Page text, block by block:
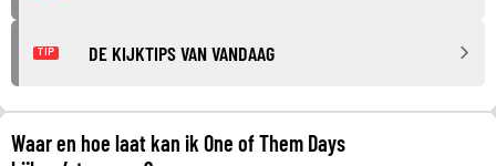
TIP DE KIJKTIPS VAN VANDAAG
Waar en hoe laat kan ik One of Them Days